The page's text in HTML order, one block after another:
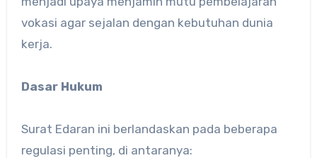
vokasi agar sejalan dengan kebutuhan dunia
kerja.
Dasar Hukum
Surat Edaran ini berlandaskan pada beberapa
regulasi penting, di antaranya: